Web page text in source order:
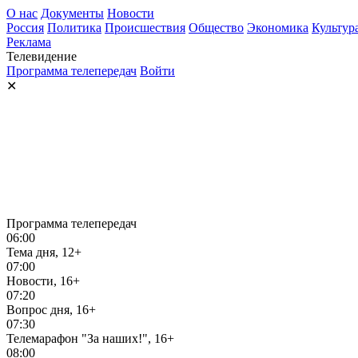
О нас Документы Новости
Россия Политика Происшествия Общество Экономика
Реклама
Телевидение
Программа телепередач Войти
✕
Программа телепередач
06:00
Тема дня, 12+
07:00
Новости, 16+
07:20
Вопрос дня, 16+
07:30
Телемарафон "За наших!", 16+
08:00